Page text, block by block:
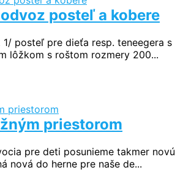
posteľ a kobere
posteľ pre dieťa resp. teneegera s
lôžkom s roštom rozmery 200...
priestorom
pre deti posunieme takmer novú
nová do herne pre naše de...